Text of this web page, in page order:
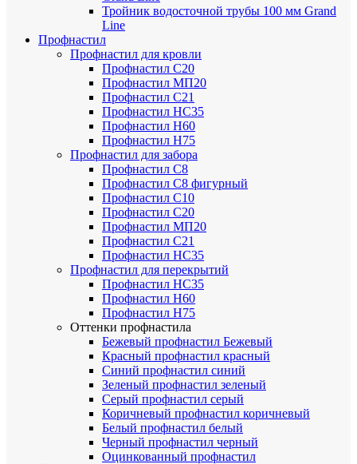
Тройник водосточной трубы 100 мм Grand
Line
Профнастил
Профнастил для кровли
Профнастил С20
Профнастил МП20
Профнастил С21
Профнастил НС35
Профнастил Н60
Профнастил Н75
Профнастил для забора
Профнастил С8
Профнастил С8 фигурный
Профнастил С10
Профнастил С20
Профнастил МП20
Профнастил С21
Профнастил НС35
Профнастил для перекрытий
Профнастил НС35
Профнастил Н60
Профнастил Н75
Оттенки профнастила
Бежевый профнастил Бежевый
Красный профнастил красный
Синий профнастил синий
Зеленый профнастил зеленый
Серый профнастил серый
Коричневый профнастил коричневый
Белый профнастил белый
Черный профнастил черный
Оцинкованный профнастил